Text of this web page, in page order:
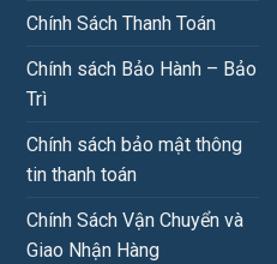
Chính Sách Thanh Toán
Chính sách Bảo Hành – Bảo
Trì
Chính sách bảo mật thông
tin thanh toán
Chính Sách Vận Chuyển và
Giao Nhận Hàng